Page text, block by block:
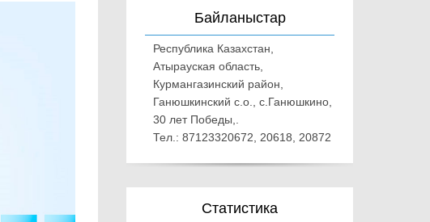
Байланыстар
Республика Казахстан,
Атырауская область,
Курмангазинский район,
Ганюшкинский с.о., с.Ганюшкино,
30 лет Победы,.
Тел.: 87123320672, 20618, 20872
Статистика